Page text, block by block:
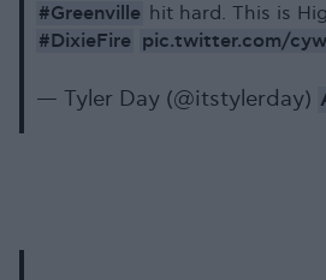
#Greenville hit hard. This is
#DixieFire pic.twitter.com/
— Tyler Day (@itstylerday)